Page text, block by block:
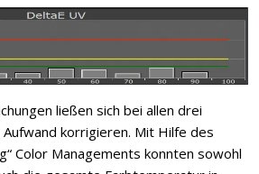
ließen sich bei allen drei
korrigieren. Mit Hilfe des
Color Managements konnten sowohl